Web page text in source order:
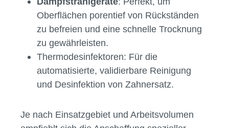
zugeschnitten sind. Dazu gehören unter
anderem:
Ultraschallreiniger
: Die Schwingungen
lösen selbst hartnäckige Ablagerungen –
ideal für Prothesen, Implantate oder
Oberflächen porentief von Rückständen